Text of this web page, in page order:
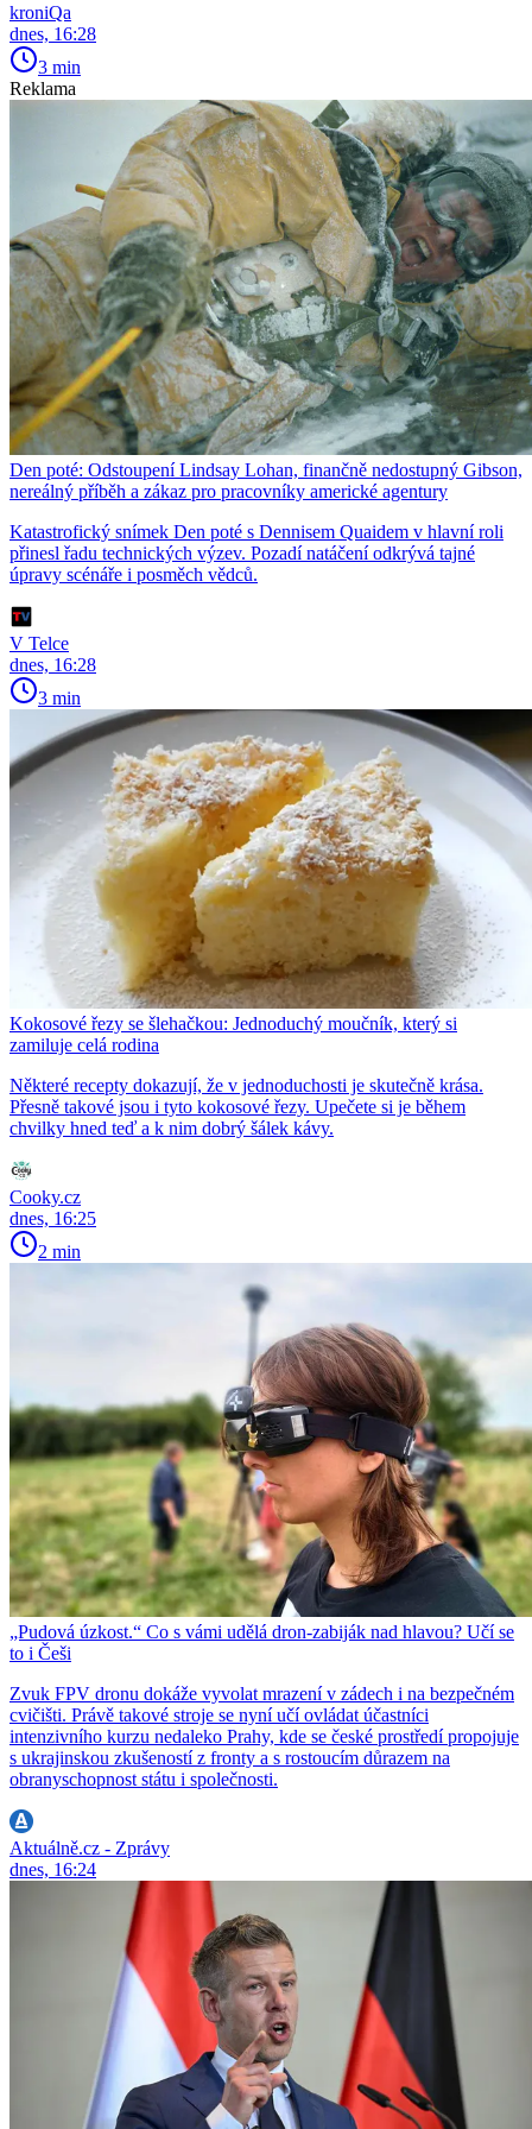
kroniQa
dnes, 16:28
3 min
Reklama
Den poté: Odstoupení Lindsay Lohan, finančně nedostupný Gibson,
nereálný příběh a zákaz pro pracovníky americké agentury
Katastrofický snímek Den poté s Dennisem Quaidem v hlavní roli
přinesl řadu technických výzev. Pozadí natáčení odkrývá tajné
úpravy scénáře i posměch vědců.
V Telce
dnes, 16:28
3 min
Kokosové řezy se šlehačkou: Jednoduchý moučník, který si
zamiluje celá rodina
Některé recepty dokazují, že v jednoduchosti je skutečně krása.
Přesně takové jsou i tyto kokosové řezy. Upečete si je během
chvilky hned teď a k nim dobrý šálek kávy.
Cooky.cz
dnes, 16:25
2 min
„Pudová úzkost.“ Co s vámi udělá dron-zabiják nad hlavou? Učí se
to i Češi
Zvuk FPV dronu dokáže vyvolat mrazení v zádech i na bezpečném
cvičišti. Právě takové stroje se nyní učí ovládat účastníci
intenzivního kurzu nedaleko Prahy, kde se české prostředí propojuje
s ukrajinskou zkušeností z fronty a s rostoucím důrazem na
obranyschopnost státu i společnosti.
Aktuálně.cz - Zprávy
dnes, 16:24